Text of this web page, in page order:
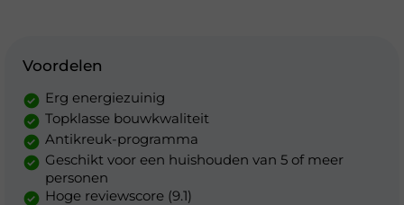
Voordelen
Erg energiezuinig
Topklasse bouwkwaliteit
Antikreuk-programma
Geschikt voor een huishouden van 5 of meer
personen
Hoge reviewscore (9.1)